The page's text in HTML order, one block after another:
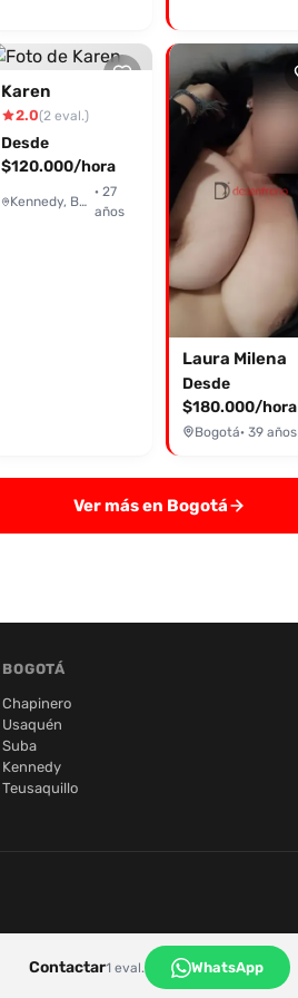
Karen
2.0(2 eval.)
Desde
$120.000/hora
Kennedy, Bogotá
· 27
años
Laura Milena
Desde
$180.000/hora
Bogotá· 39 años
Ver más en Bogotá
Contactar1 eval. WhatsApp
BOGOTÁ
Chapinero
Usaquén
Suba
Kennedy
Teusaquillo